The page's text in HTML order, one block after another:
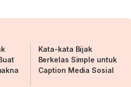
Kata-kata Bijak
Berkelas Simple untuk
Caption Media Sosial